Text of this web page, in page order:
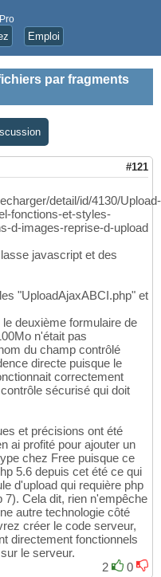
Emploi
par fragments
#121
detail/id/4130/Upload-
fonctions-et-styles-
d-images-reprise-d-upload
javascript et des
"UploadAjaxABCI.php" et
deuxième formulaire de
n'était pas
du champ contrôlé
directe puisque le
correctement
sécurisé qui doit
et précisions ont été
ai profité pour ajouter un
chez Free puisque ce
5.6 depuis cet été ce qui
d'upload qui requière php
Cela dit, rien n'empêche
autre technologie côté
créer le code serveur,
directement fonctionnels
le serveur.
2
0